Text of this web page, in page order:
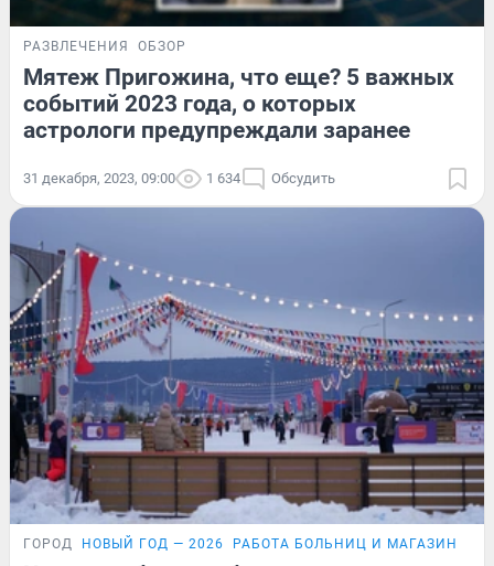
РАЗВЛЕЧЕНИЯ ОБЗОР
Мятеж Пригожина, что еще? 5 важных
событий 2023 года, о которых
астрологи предупреждали заранее
31 декабря, 2023, 09:00 1 634 Обсудить
ГОРОД НОВЫЙ ГОД — 2026 РАБОТА БОЛЬНИЦ И МАГАЗИНОВ